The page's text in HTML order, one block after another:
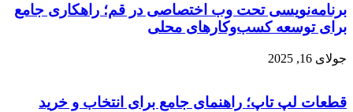
برنامه‌نویسی تحت وب اختصاصی در قم؛ راهکاری جامع
برای توسعه کسب‌وکارهای محلی
جولای 16, 2025
قطعات لپ تاپ؛ راهنمای جامع برای انتخاب و خرید